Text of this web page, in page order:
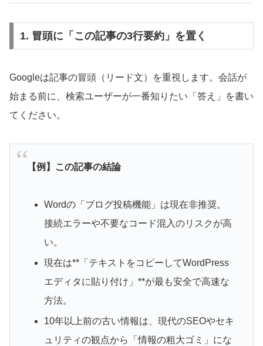
1. 冒頭に「この記事の3行要約」を置く
Googleは記事の冒頭（リード文）を重視します。会話が
始まる前に、検索ユーザーが一番知りたい「答え」を書い
てください。
【例】この記事の結論
Wordの「ブログ投稿機能」は現在非推奨。
接続エラーや不要なコード混入のリスクが高
い。
現在は**「テキストをコピーしてWordPress
エディタに貼り付け」**が最も安全で高速な
方法。
10年以上前の古い情報は、現代のSEOやセキ
ュリティの観点から「情報の粗大ゴミ」にな